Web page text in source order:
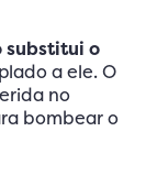
substitui o
a ele. O
no
bombear o